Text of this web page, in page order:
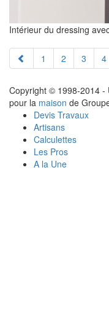
Intérieur du dressing
1 2 3 4
Copyright © 1998-2014 -
pour la maison de
Devis Travaux
Artisans
Calculettes
Les Pros
A la Une